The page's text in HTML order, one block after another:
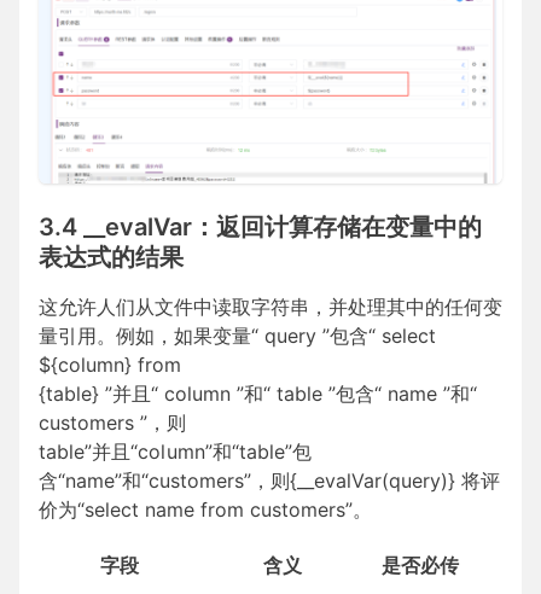
3.4 __evalVar：返回计算存储在变量中的
表达式的结果
这允许人们从文件中读取字符串，并处理其中的任何变
量引用。例如，如果变量“ query ”包含“ select
${column} from
{table} ”并且“ column ”和“ table ”包含“ name ”和“
customers ”，则
table”并且“column”和“table”包
含“name”和“customers” ， 则{__evalVar(query)} 将评
价为“select name from customers”。
字段 含义
是否必传